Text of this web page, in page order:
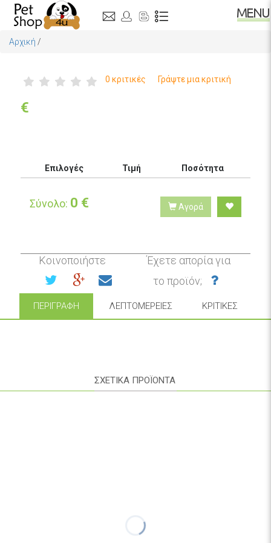
Αρχική /
0 κριτικές Γράψτε μια κριτική
€
Επιλογές Τιμή Ποσότητα
Σύνολο: 0 € Αγορά
Κοινοποιήστε
Έχετε απορία για
το προϊόν;
ΠΕΡΙΓΡΑΦΉ ΛΕΠΤΟΜΈΡΕΙΕΣ ΚΡΙΤΙΚΈΣ
ΣΧΕΤΙΚΑ ΠΡΟΪΟΝΤΑ